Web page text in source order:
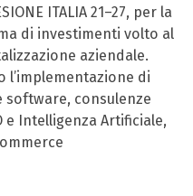
ITALIA 21–27, per la
di investimenti volto al
aziendale.
l’implementazione di
consulenze
e Intelligenza Artificiale,